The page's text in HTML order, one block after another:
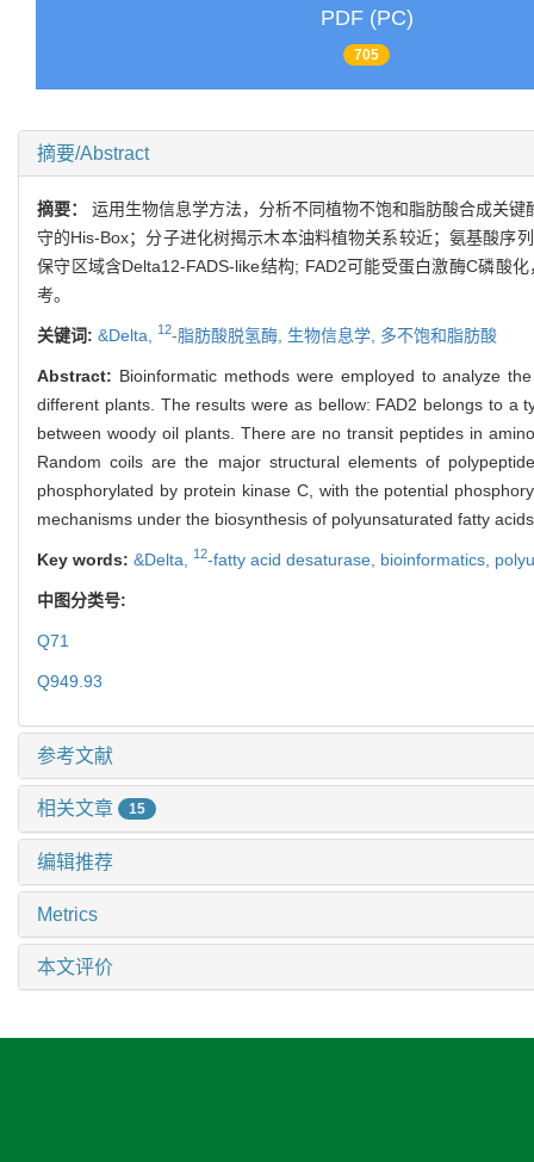
PDF (PC)
705
摘要/Abstract
摘要：运用生物信息学方法，分析不同植物不饱和脂肪酸合成关键
守的His-Box；分子进化树揭示木本油料植物关系较近；氨基酸序
保守区域含Delta12-FADS-like结构; FAD2可能受蛋白激酶C磷酸
考。
关键词: &Delta, 12-脂肪酸脱氢酶, 生物信息学, 多不饱和脂肪酸
Abstract: Bioinformatic methods were employed to analyze
different plants. The results were as bellow: FAD2 belongs to a
between woody oil plants. There are no transit peptides in
Random coils are the major structural elements of
phosphorylated by protein kinase C, with the potential
mechanisms under the biosynthesis of polyunsaturated fatty
Key words: &Delta, 12-fatty acid desaturase, bioinformatics,
中图分类号:
Q71
Q949.93
参考文献
相关文章 15
编辑推荐
Metrics
本文评价